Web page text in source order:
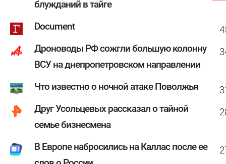
блужданий в тайге
Document
Дроноводы РФ сожгли большую колонну
ВСУ на днепропетровском направлении
Что известно о ночной атаке Поволжья
Друг Усольцевых рассказал о тайной
семье бизнесмена
В Европе набросились на Каллас после ее